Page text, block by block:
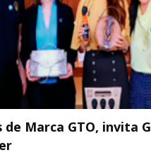
de Marca GTO, invita